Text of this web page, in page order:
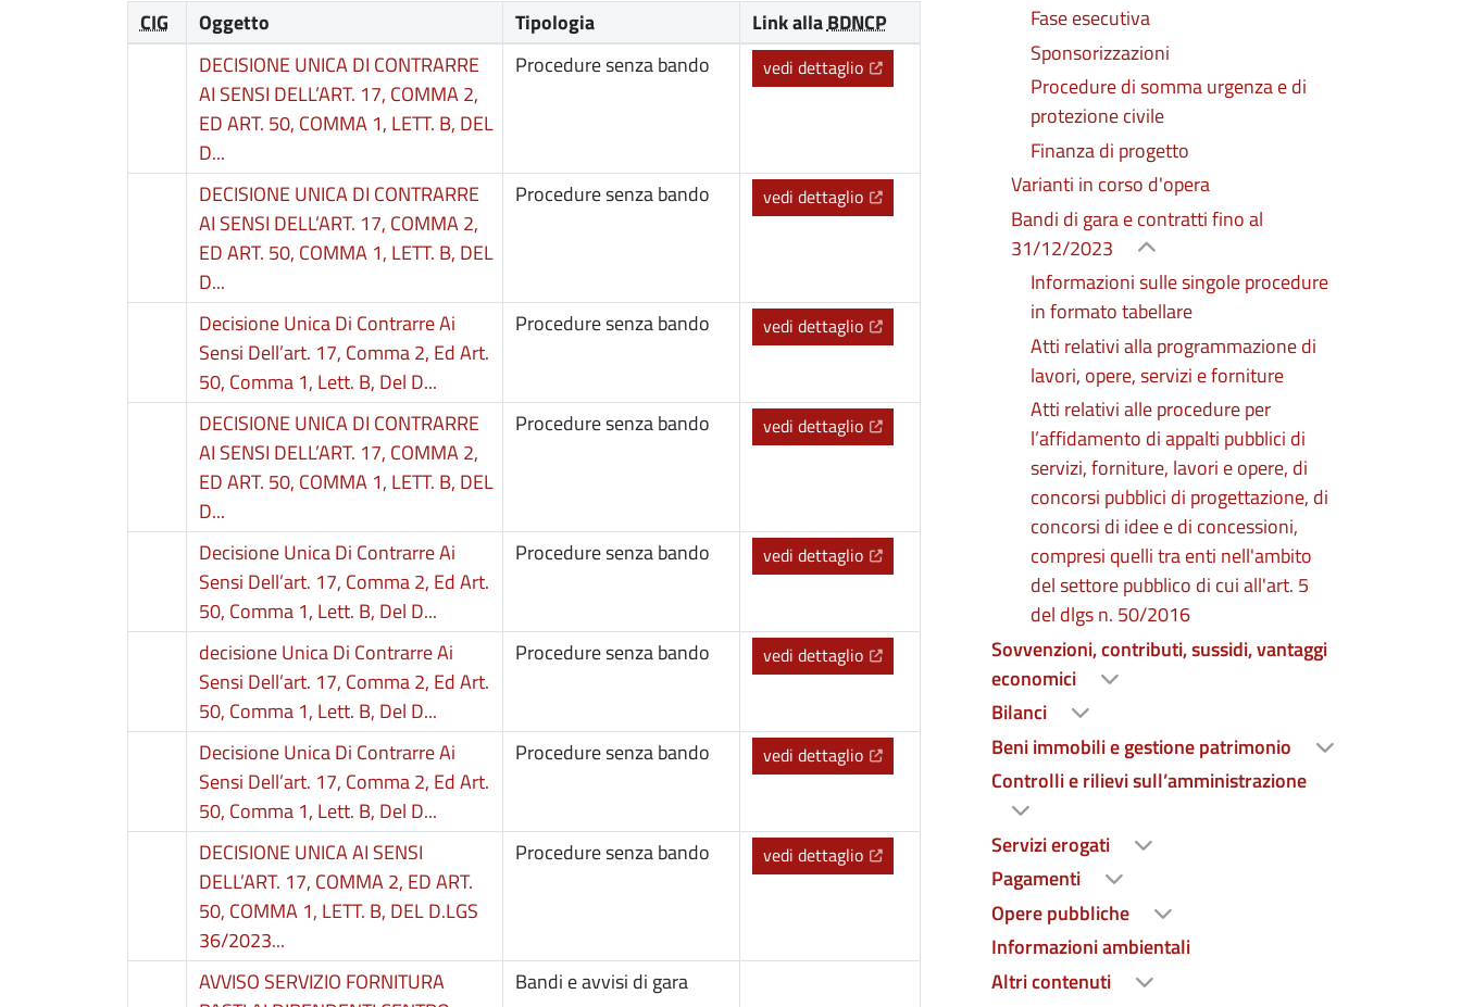
CIG Oggetto Tipologia Link allaBDNCP
DECISIONE UNICA DI CONTRARRE
AI SENSI DELL’ART. 17, COMMA 2,
ED ART. 50, COMMA 1, LETT. B, DEL
D...
Procedure senza bando vedi dettaglio (Apre il link in una nuova scheda)
DECISIONE UNICA DI CONTRARRE
AI SENSI DELL’ART. 17, COMMA 2,
ED ART. 50, COMMA 1, LETT. B, DEL
D...
Procedure senza bando vedi dettaglio (Apre il link in una nuova scheda)
Decisione Unica Di Contrarre Ai
Sensi Dell’art. 17, Comma 2, Ed Art.
50, Comma 1, Lett. B, Del D...
Procedure senza bando vedi dettaglio (Apre il link in una nuova scheda)
DECISIONE UNICA DI CONTRARRE
AI SENSI DELL’ART. 17, COMMA 2,
ED ART. 50, COMMA 1, LETT. B, DEL
D...
Procedure senza bando vedi dettaglio (Apre il link in una nuova scheda)
Decisione Unica Di Contrarre Ai
Sensi Dell’art. 17, Comma 2, Ed Art.
50, Comma 1, Lett. B, Del D...
Procedure senza bando vedi dettaglio (Apre il link in una nuova scheda)
decisione Unica Di Contrarre Ai
Sensi Dell’art. 17, Comma 2, Ed Art.
50, Comma 1, Lett. B, Del D...
Procedure senza bando vedi dettaglio (Apre il link in una nuova scheda)
Decisione Unica Di Contrarre Ai
Sensi Dell’art. 17, Comma 2, Ed Art.
50, Comma 1, Lett. B, Del D...
Procedure senza bando vedi dettaglio (Apre il link in una nuova scheda)
DECISIONE UNICA AI SENSI
DELL’ART. 17, COMMA 2, ED ART.
50, COMMA 1, LETT. B, DEL D.LGS
36/2023...
Procedure senza bando vedi dettaglio (Apre il link in una nuova scheda)
AVVISO SERVIZIO FORNITURA
Bandi e avvisi di gara
Fase esecutiva
Sponsorizzazioni
Procedure di somma urgenza e di
protezione civile
Finanza di progetto
Varianti in corso d'opera
Bandi di gara e contratti fino al
31/12/2023
Informazioni sulle singole procedure
in formato tabellare
Atti relativi alla programmazione di
lavori, opere, servizi e forniture
Atti relativi alle procedure per
l’affidamento di appalti pubblici di
servizi, forniture, lavori e opere, di
concorsi pubblici di progettazione, di
concorsi di idee e di concessioni,
compresi quelli tra enti nell'ambito
del settore pubblico di cui all'art. 5
del dlgs n. 50/2016
Sovvenzioni, contributi, sussidi, vantaggi
economici
Bilanci
Beni immobili e gestione patrimonio
Controlli e rilievi sull’amministrazione
Servizi erogati
Pagamenti
Opere pubbliche
Informazioni ambientali
Altri contenuti